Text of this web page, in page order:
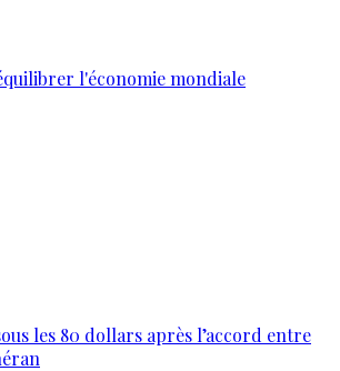
l'économie mondiale
les 80 dollars après l’accord entre